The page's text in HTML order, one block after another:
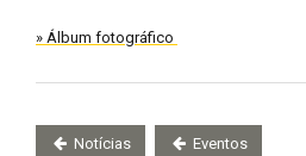
» Álbum fotográfico
Notícias Eventos